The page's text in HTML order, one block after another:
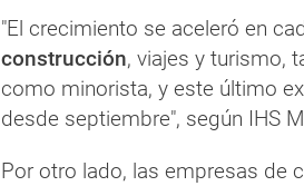
"El crecimiento se aceleró en
construcción, viajes y turismo,
como minorista, y este último
desde septiembre", según IHS
Por otro lado, las empresas de